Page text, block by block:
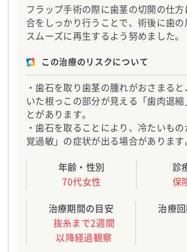
フラップ手術の際に歯茎の切開の仕方
合をしっかり行うことで、術後に歯の
スムーズに再生するよう努めました。
この治療のリスクについて
・歯石を取り歯茎の腫れがおさまる
いた根っこの部分が見える「歯肉退縮
とがあります。
・歯石を取ることにより、冷たいもの
覚過敏」の症状が出る場合があります
年齢・性別
70代女性
診
保
治療期間の目安
抜糸まで2週間
以降経過観察
治療